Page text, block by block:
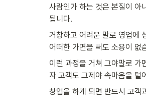
사람인가 하는 것은 본질이 아
됩니다.
거창하고 어려운 말로 영업에
어떠한 가면을 써도 소용이 없
이런 과정을 거쳐 그야말로 가
자 고객도 그제야 속마음을 털
창업을 하게 되면 반드시 고객